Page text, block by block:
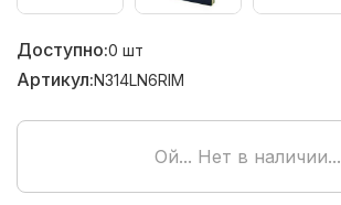
Доступно:0 шт
Артикул:N314LN6RIM
Ой... Нет в наличии...